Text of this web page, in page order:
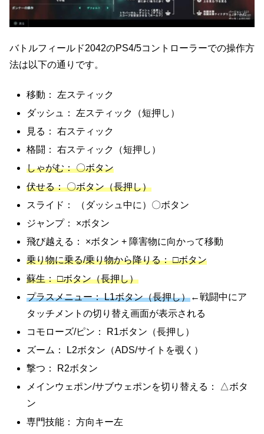
バトルフィールド2042のPS4/5コントローラーでの操作方
法は以下の通りです。
移動： 左スティック
ダッシュ： 左スティック（短押し）
見る： 右スティック
格闘： 右スティック（短押し）
しゃがむ： 〇ボタン
伏せる： 〇ボタン（長押し）
スライド： （ダッシュ中に）〇ボタン
ジャンプ： ×ボタン
飛び越える： ×ボタン + 障害物に向かって移動
乗り物に乗る/乗り物から降りる： □ボタン
蘇生： □ボタン（長押し）
プラスメニュー： L1ボタン（長押し）←戦闘中にア
タッチメントの切り替え画面が表示される
コモローズ/ピン： R1ボタン（長押し）
ズーム： L2ボタン（ADS/サイトを覗く）
撃つ： R2ボタン
メインウェポン/サブウェポンを切り替える： △ボタ
ン
専門技能： 方向キー左